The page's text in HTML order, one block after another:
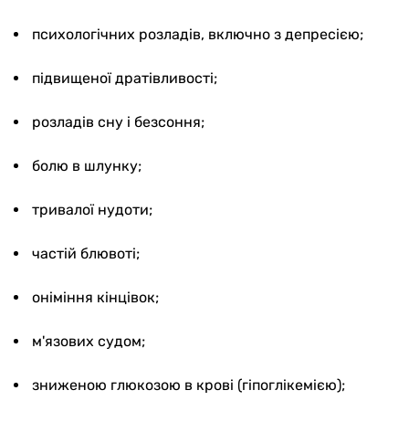
психологічних розладів, включно з депресією;
підвищеної дратівливості;
розладів сну і безсоння;
болю в шлунку;
тривалої нудоти;
частій блювоті;
оніміння кінцівок;
м'язових судом;
зниженою глюкозою в крові (гіпоглікемією);